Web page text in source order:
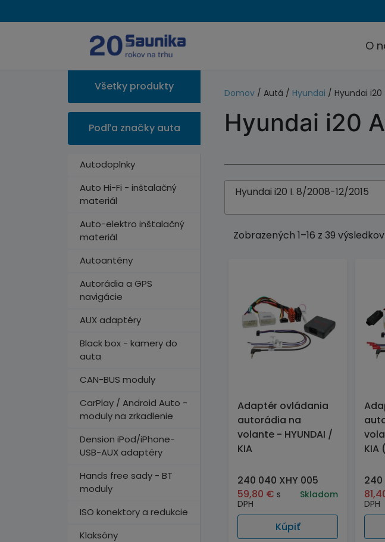
O
Všetky produkty
Podľa značky auta
Autodoplnky
Auto Hi-Fi - inštalačný
materiál
Auto-elektro inštalačný
materiál
Autoantény
Autorádia a GPS
navigácie
AUX adaptéry
Black box - kamery do
auta
CAN-BUS moduly
CarPlay / Android Auto -
moduly na zrkadlenie
Dension iPod/iPhone-
USB-AUX adaptéry
Hands free sady - BT
moduly
ISO konektory a redukcie
Klaksóny
Domov / Autá / Hyundai / Hyundai i20
Hyundai i20
Hyundai i20 I. 8/2008-12/2015
Zobrazených 1–16 z 39 výsledkov
Adaptér ovládania
autorádia na
volante - HYUNDAI /
KIA
240 040 XHY 005
59,80 € s
DPH
Skladom
Kúpiť
KIA
240
DPH